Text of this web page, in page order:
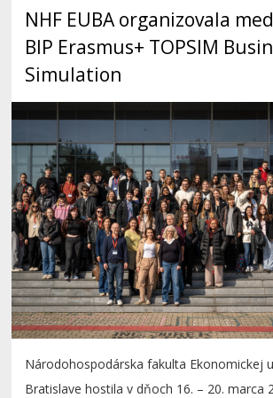
NHF EUBA organizovala
BIP Erasmus+ TOPSIM
Simulation
Národohospodárska fakulta Ekonomickej
Bratislave hostila v dňoch 16. – 20. marca